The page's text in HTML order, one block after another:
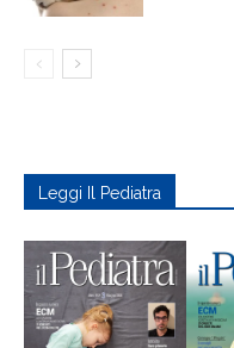
Leggi Il Pediatra